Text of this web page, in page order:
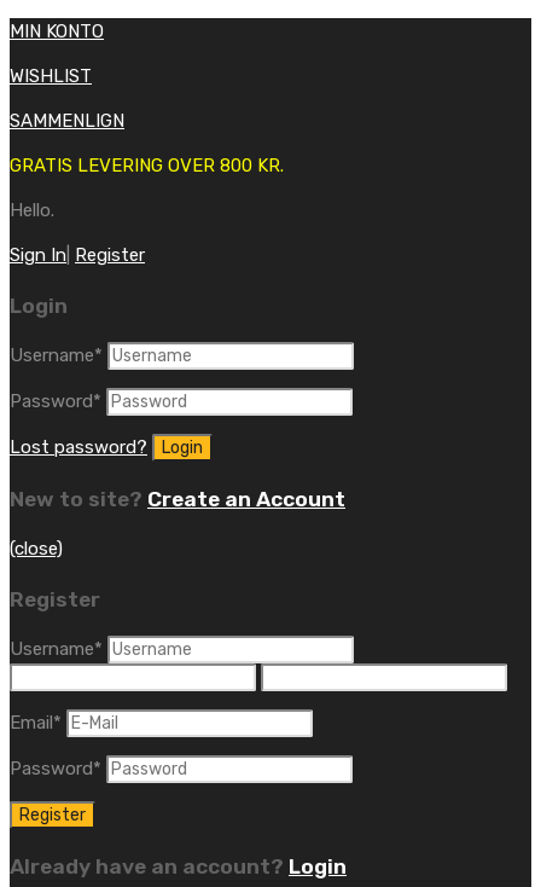
MIN KONTO
WISHLIST
SAMMENLIGN
GRATIS LEVERING OVER 800 KR.
Hello.
Sign In Register
Login
Username*
Password*
Lost password?
New to site? Create an Account
(close)
Register
Username*
Email*
Password*
Already have an account? Login